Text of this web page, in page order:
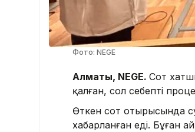
Фото: NEGE
Алматы, NEGE. Сот
қалған, сол себепті
Өткен сот отырысында
хабарланған еді. Бұған